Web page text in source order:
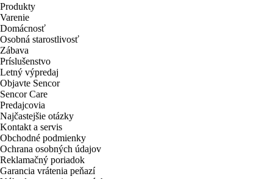
Produkty
Varenie
Domácnosť
Osobná starostlivosť
Zábava
Príslušenstvo
Letný výpredaj
Objavte Sencor
Sencor Care
Predajcovia
Najčastejšie otázky
Kontakt a servis
Obchodné podmienky
Ochrana osobných údajov
Reklamačný poriadok
Garancia vrátenia peňazí